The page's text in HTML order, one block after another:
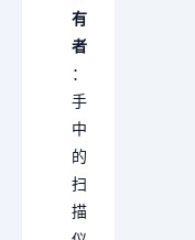
有
者
：
手
中
的
扫
描